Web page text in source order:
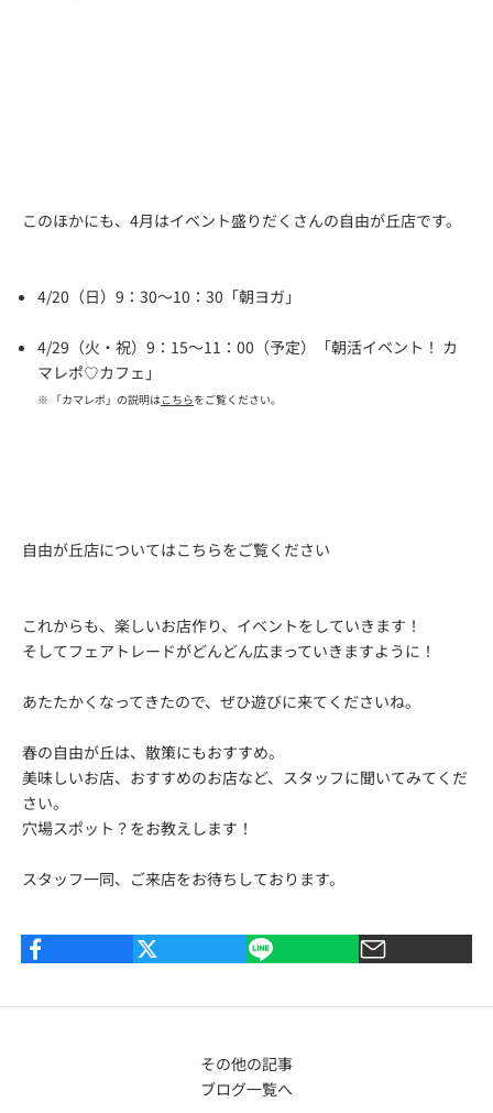
このほかにも、4月はイベント盛りだくさんの自由が丘店です。
4/20（日）9：30～10：30「朝ヨガ」
4/29（火・祝）9：15～11：00（予定）「朝活イベント！ カ
マレポ♡カフェ」
※ 「カマレポ」の説明はこちらをご覧ください。
自由が丘店についてはこちらをご覧ください
これからも、楽しいお店作り、イベントをしていきます！
そしてフェアトレードがどんどん広まっていきますように！
あたたかくなってきたので、ぜひ遊びに来てくださいね。
春の自由が丘は、散策にもおすすめ。
美味しいお店、おすすめのお店など、スタッフに聞いてみてくだ
さい。
穴場スポット？をお教えします！
スタッフ一同、ご来店をお待ちしております。
その他の記事
ブログ一覧へ